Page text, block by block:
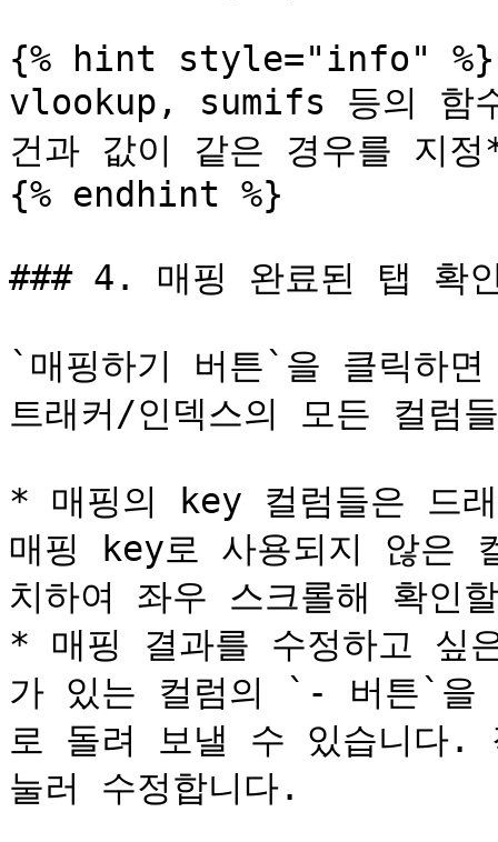
{% hint style="info" %}
vlookup, sumifs 등의 함
건과 값이 같은 경우를 지
{% endhint %}
### 4. 매핑 완료된 탭 확
`매핑하기 버튼`을 클릭하
트래커/인덱스의 모든 컬럼
* 매핑의 key 컬럼들은 드
매핑 key로 사용되지 않은
치하여 좌우 스크롤해 확인
* 매핑 결과를 수정하고 싶
가 있는 컬럼의 `- 버튼`을
로 돌려 보낼 수 있습니다.
눌러 수정합니다.